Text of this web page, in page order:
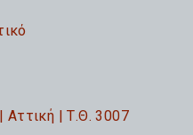
| Τ.Θ. 3007